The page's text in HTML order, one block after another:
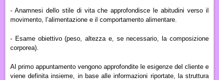
- Anamnesi dello stile di vita che approfondisce le abitudini verso il
movimento, l’alimentazione e il comportamento alimentare.
- Esame obiettivo (peso, altezza e, se necessario, la composizione
corporea).
Al primo appuntamento vengono approfondite le esigenze del cliente e
viene definita insieme, in base alle informazioni riportate, la struttura